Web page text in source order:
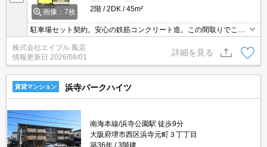
画像：7枚
2階
2DK 45m²
駐車場セット契約。安心の鉄筋コンクリート造。この間取りでこの
お家賃ってうれしいですね。実物を見ても納得の1件。住環境をあ
なたの目でお確かめください。見逃せませんね。お問い合わせお待
ちしております。
株式会社エイブル 鳳店
情報更新日 2026/08/01
詳細を見る
賃貸マンション 浜寺パークハイツ
南海本線/浜寺公園駅 徒歩9分
大阪府堺市西区浜寺元町３丁丁目
築36年
3階建